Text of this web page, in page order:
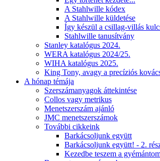
A Stahlwille kódex
A Stahlwille küldetése
Így készül a csillag-villás
Stahlwille tanusítvány
Stanley katalógus 2024.
WERA katalógus 2024/25.
WIHA katalógus 2025.
King Tony, avagy a precíziós
A hónap témája
Szerszámanyagok áttekintése
Collos vagy metrikus
Menetszerszám ajánló
JMC menetszerszámok
További cikkeink
Barkácsoljunk együtt
Barkácsoljunk együtt! - 2.
Kezedbe teszem a